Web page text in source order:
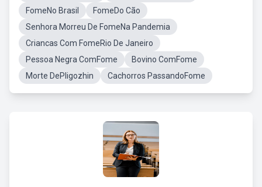
FomeNo Brasil
FomeDo Cão
Senhora Morreu De FomeNa Pandemia
Criancas Com FomeRio De Janeiro
Pessoa Negra ComFome
Bovino ComFome
Morte DePligozhin
Cachorros PassandoFome